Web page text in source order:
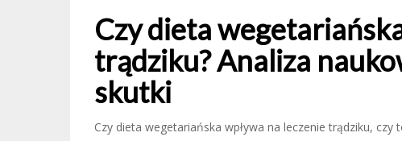
Czy dieta
trądziku? Analiza
skutki
Czy dieta wegetariańska wpływa na leczenie trądziku,